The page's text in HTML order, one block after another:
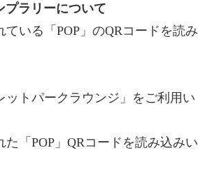
プラリーについて
いる「POP」のQRコードを読み
ットパークラウンジ」をご利用い
「POP」QRコードを読み込みい